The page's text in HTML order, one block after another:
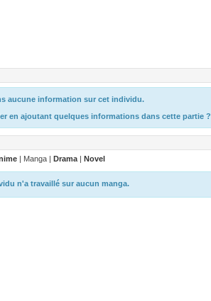
aucune information sur cet individu.
en ajoutant quelques informations dans cette partie ?
| Manga | Drama | Novel
n'a travaillé sur aucun manga.